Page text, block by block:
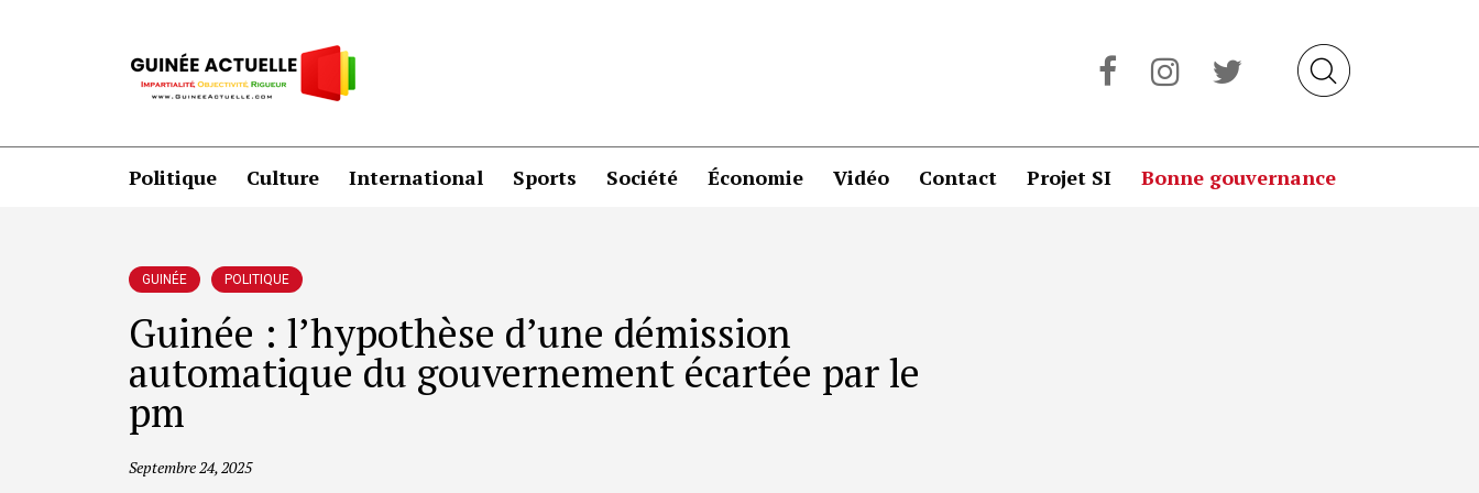
Politique Culture International Sports Société Économie Vidéo Contact Projet SI Bonne gouvernance
GUINÉE POLITIQUE
Guinée : l’hypothèse d’une démission
automatique du gouvernement écartée par le
pm
Septembre 24, 2025